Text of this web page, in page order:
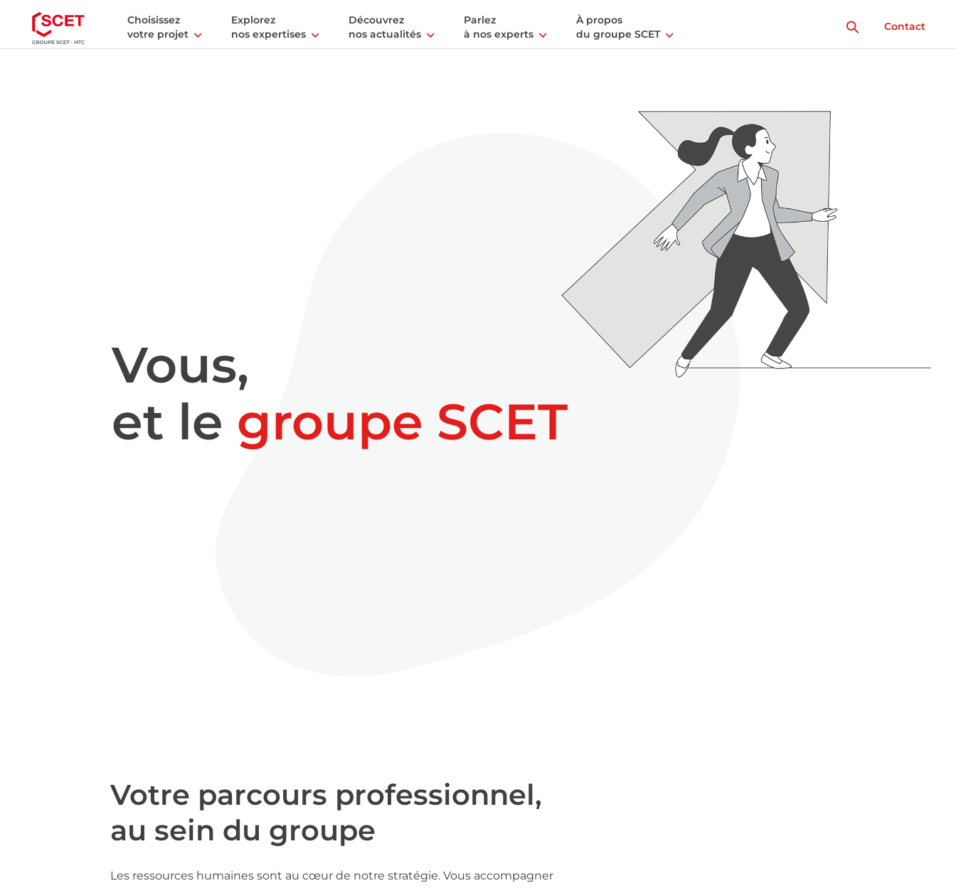
Choisissez
votre projet
Explorez
nos expertises
Découvrez
nos actualités
Parlez
à nos experts
À propos
du groupe SCET
Contact
Vous,
et le groupe SCET
Votre parcours professionnel,
au sein du groupe
Les ressources humaines sont au cœur de notre stratégie. Vous accompagner